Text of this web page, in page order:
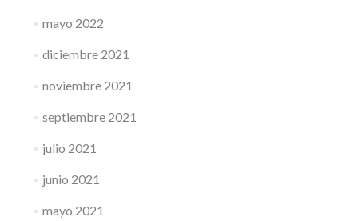
mayo 2022
diciembre 2021
noviembre 2021
septiembre 2021
julio 2021
junio 2021
mayo 2021